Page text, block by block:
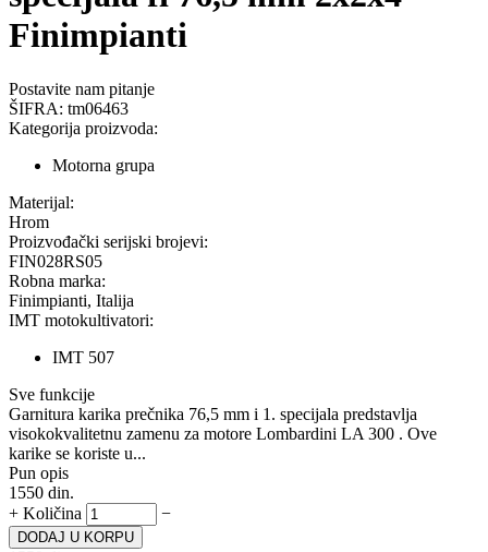
Finimpianti
Postavite nam pitanje
ŠIFRA: tm06463
Kategorija proizvoda:
Motorna grupa
Materijal:
Hrom
Proizvođački serijski brojevi:
FIN028RS05
Robna marka:
Finimpianti, Italija
IMT motokultivatori:
IMT 507
Sve funkcije
Garnitura karika prečnika 76,5 mm i 1. specijala predstavlja
visokokvalitetnu zamenu za motore Lombardini LA 300 . Ove
karike se koriste u...
Pun opis
1550 din.
+ Količina −
DODAJ U KORPU